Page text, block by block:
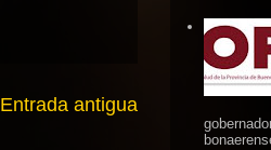
Entrada antigua